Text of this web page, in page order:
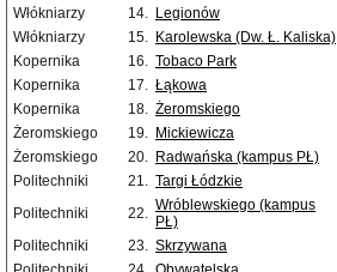
Włókniarzy
14. Legionów
Włókniarzy
15. Karolewska (Dw. Ł. Kaliska)
Kopernika
16. Tobaco Park
Kopernika
17. Łąkowa
Kopernika
18. Żeromskiego
Żeromskiego
19. Mickiewicza
Żeromskiego
20. Radwańska (kampus PŁ)
Politechniki
21. Targi Łódzkie
Politechniki
22. Wróblewskiego (kampus
PŁ)
Politechniki 23. Skrzywana